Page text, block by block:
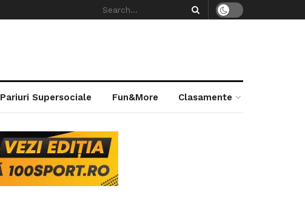
Pariuri Supersociale Fun&More Clasamente